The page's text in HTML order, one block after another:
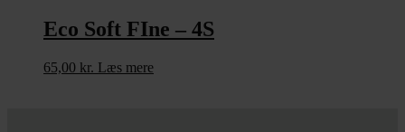
Eco Soft FIne – 4S
65,00 kr. Læs mere